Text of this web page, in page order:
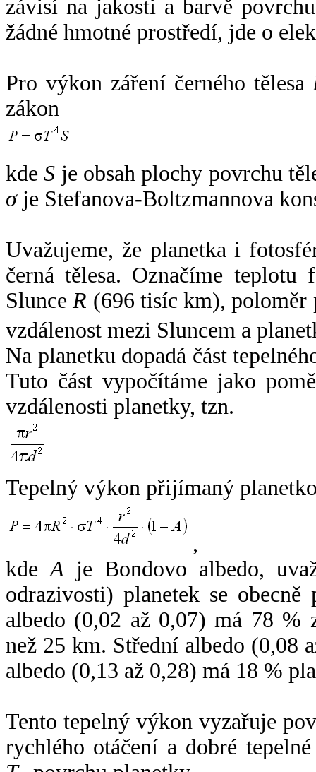
závisí na jakosti a barvě
žádné hmotné prostředí, jde o
Pro výkon záření černého tělesa
zákon
kdeS je obsah plochy povrchu
σje Stefanova-Boltzmannova
Uvažujeme, že planetka i
černá tělesa. Označíme
SlunceR (696 tisíc km),
vzdálenost mezi Sluncem a
Na planetku dopadá část
Tuto část vypočítáme jako
vzdálenosti planetky, tzn.
Tepelný výkon přijímaný
,
kdeA je Bondovo albedo,
odrazivosti) planetek se
albedo (0,02 až 0,07) má 78 %
než 25 km. Střední albedo (0,08
albedo (0,13 až 0,28) má 18 %
Tento tepelný výkon vyzařuje
rychlého otáčení a dobré